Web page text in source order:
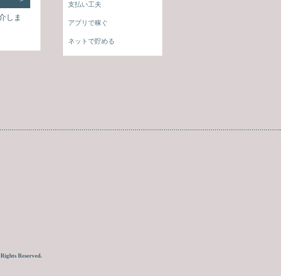
しま
支払い工夫
アプリで稼ぐ
ネットで貯める
Reserved.